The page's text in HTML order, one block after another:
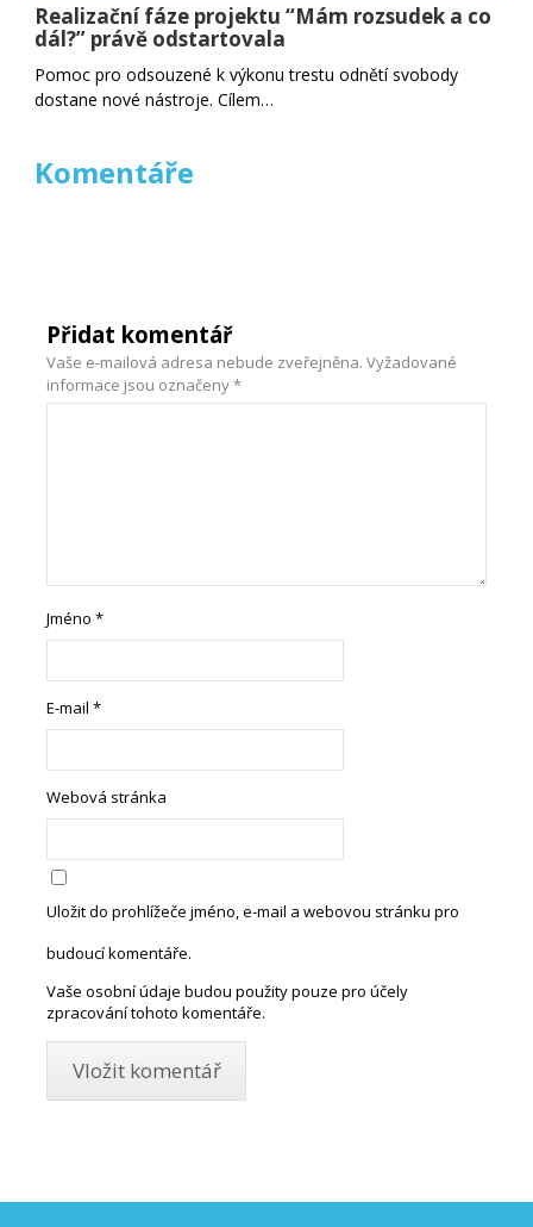
Realizační fáze projektu “Mám rozsudek a co
dál?” právě odstartovala
Pomoc pro odsouzené k výkonu trestu odnětí svobody
dostane nové nástroje. Cílem…
Komentáře
Přidat komentář
Vaše e-mailová adresa nebude zveřejněna. Vyžadované
informace jsou označeny*
Jméno*
E-mail*
Webová stránka
Uložit do prohlížeče jméno, e-mail a webovou stránku pro
budoucí komentáře.
Vaše osobní údaje budou použity pouze pro účely
zpracování tohoto komentáře.